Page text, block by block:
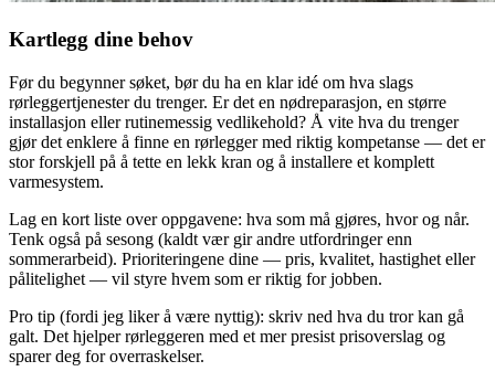
Kartlegg dine behov
Før du begynner søket, bør du ha en klar idé om hva slags
rørleggertjenester du trenger. Er det en nødreparasjon, en større
installasjon eller rutinemessig vedlikehold? Å vite hva du trenger
gjør det enklere å finne en rørlegger med riktig kompetanse — det er
stor forskjell på å tette en lekk kran og å installere et komplett
varmesystem.
Lag en kort liste over oppgavene: hva som må gjøres, hvor og når.
Tenk også på sesong (kaldt vær gir andre utfordringer enn
sommerarbeid). Prioriteringene dine — pris, kvalitet, hastighet eller
pålitelighet — vil styre hvem som er riktig for jobben.
Pro tip (fordi jeg liker å være nyttig): skriv ned hva du tror kan gå
galt. Det hjelper rørleggeren med et mer presist prisoverslag og
sparer deg for overraskelser.